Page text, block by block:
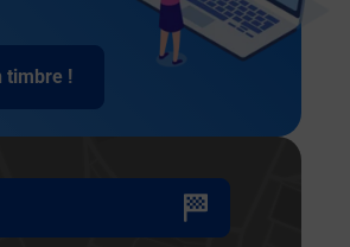
timbre !